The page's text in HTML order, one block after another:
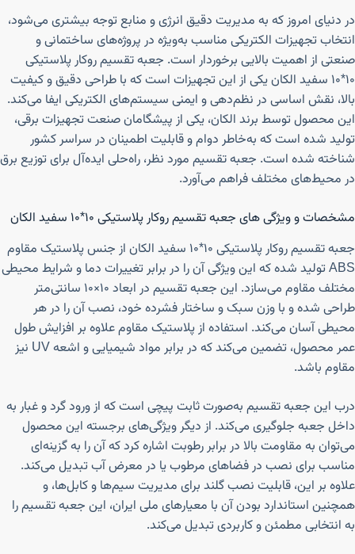
در دنیای امروز که به مدیریت دقیق انرژی و منابع توجه بیشتری می‌شود،
انتخاب تجهیزات الکتریکی مناسب به‌ویژه در پروژه‌های ساختمانی و
صنعتی از اهمیت بالایی برخوردار است. جعبه تقسیم روکار پلاستیکی
۱۰*۱۰ سفید الکان یکی از این تجهیزات است که با طراحی دقیق و کیفیت
بالا، نقش اساسی در نظم‌دهی و ایمنی سیستم‌های الکتریکی ایفا می‌کند.
این محصول توسط برند الکان، یکی از پیشگامان صنعت تجهیزات برقی،
تولید شده است که به‌خاطر دوام و قابلیت اطمینان در سراسر کشور
شناخته شده است. جعبه تقسیم مورد نظر، راه‌حلی ایده‌آل برای توزیع برق
در محیط‌های مختلف فراهم می‌آورد.
مشخصات و ویژگی های جعبه تقسیم روکار پلاستیکی ۱۰*۱۰ سفید الکان
جعبه تقسیم روکار پلاستیکی ۱۰*۱۰ سفید الکان از جنس پلاستیک مقاوم
ABS تولید شده که این ویژگی آن را در برابر تغییرات دما و شرایط محیطی
مختلف مقاوم می‌سازد. این جعبه تقسیم در ابعاد ۱۰×۱۰ سانتی‌متر
طراحی شده و با وزن سبک و ساختار فشرده خود، نصب آن را در هر
محیطی آسان می‌کند. استفاده از پلاستیک مقاوم علاوه بر افزایش طول
عمر محصول، تضمین می‌کند که در برابر مواد شیمیایی و اشعه UV نیز
مقاوم باشد.
درب این جعبه تقسیم به‌صورت ثابت پیچی است که از ورود گرد و غبار به
داخل جعبه جلوگیری می‌کند. از دیگر ویژگی‌های برجسته این محصول
می‌توان به مقاومت بالا در برابر رطوبت اشاره کرد که آن را به گزینه‌ای
مناسب برای نصب در فضاهای مرطوب یا در معرض آب تبدیل می‌کند.
علاوه بر این، قابلیت نصب گلند برای مدیریت سیم‌ها و کابل‌ها، و
همچنین استاندارد بودن آن با معیارهای ملی ایران، این جعبه تقسیم را
به انتخابی مطمئن و کاربردی تبدیل می‌کند.